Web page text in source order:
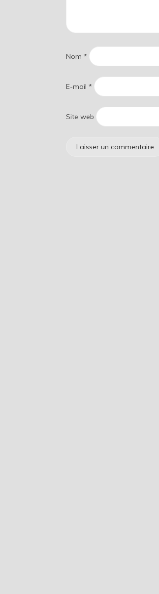
Nom*
E-mail*
Site web